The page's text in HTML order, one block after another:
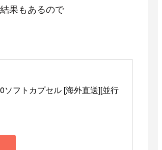
果もあるので
フトカプセル [海外直送][並行